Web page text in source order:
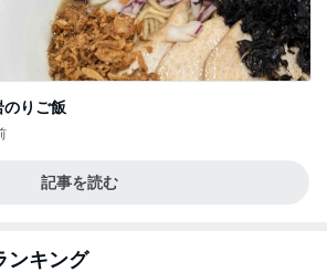
りご飯
記事を読む
ンキング